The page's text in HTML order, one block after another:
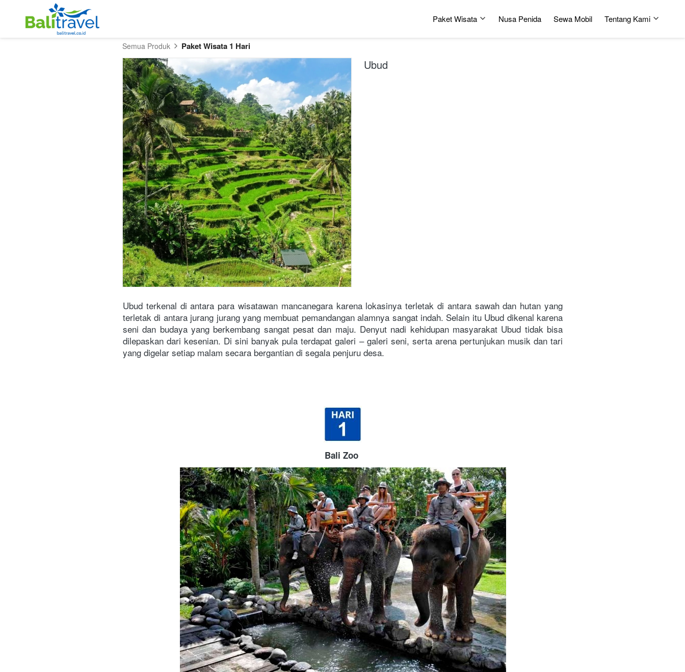
Paket Wisata Nusa Penida Sewa Mobil Tentang Kami
Semua Produk Paket Wisata 1 Hari
Ubud
Ubud terkenal di antara para wisatawan mancanegara karena lokasinya terletak di antara sawah dan hutan yang
terletak di antara jurang jurang yang membuat pemandangan alamnya sangat indah. Selain itu Ubud dikenal karena
seni dan budaya yang berkembang sangat pesat dan maju. Denyut nadi kehidupan masyarakat Ubud tidak bisa
dilepaskan dari kesenian. Di sini banyak pula terdapat galeri – galeri seni, serta arena pertunjukan musik dan tari
yang digelar setiap malam secara bergantian di segala penjuru desa.
Bali Zoo